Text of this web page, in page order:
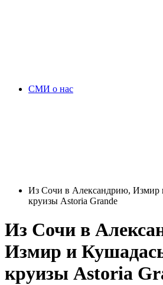
СМИ о нас
Из Сочи в Александрию, Измир
круизы Astoria Grande
Из Сочи в
Измир и
круизы Astoria